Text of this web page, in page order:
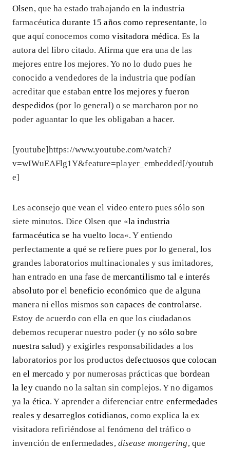
Olsen, que ha estado trabajando en la industria
farmacéuticadurante 15 años como representante, lo
que aquí conocemos comovisitadora médica. Es la
autora del libro citado. Afirma que era una de las
mejores entre los mejores. Yo no lo dudo pues he
conocido a vendedores de la industria que podían
acreditar que estabanentre los mejores y fueron
despedidos(por lo general) o se marcharon por no
poder aguantar lo que les obligaban a hacer.
[youtube]https://www.youtube.com/watch?
v=wIWuEAFlg1Y&feature=player_embedded[/youtub
e]
Les aconsejo que vean el video entero pues sólo son
siete minutos. Dice Olsen que «la industria
farmacéutica se ha vuelto loca«. Y entiendo
perfectamente a qué se refiere pues por lo general, los
grandes laboratorios multinacionales y sus imitadores,
han entrado en una fase de mercantilismo tal e interés
absoluto por el beneficio económico que de alguna
manera ni ellos mismos son capaces de controlarse.
Estoy de acuerdo con ella en que los ciudadanos
debemos recuperar nuestro poder (y no sólo sobre
nuestra salud) y exigirles responsabilidades a los
laboratorios por los productosdefectuosos que colocan
en el mercadoy por numerosas prácticas que bordean
la ley cuando no la saltan sin complejos. Y no digamos
ya la ética. Y aprender a diferenciar entre enfermedades
reales y desarreglos cotidianos, como explica la ex
visitadora refiriéndose al fenómeno del tráfico o
invención de enfermedades, disease mongering, que